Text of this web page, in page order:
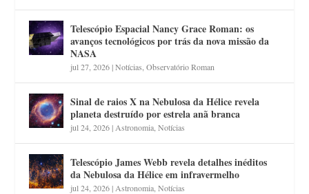
Telescópio Espacial Nancy Grace Roman: os
avanços tecnológicos por trás da nova missão da
NASA
jul 27, 2026|Notícias ,Observatório Roman
Sinal de raios X na Nebulosa da Hélice revela
planeta destruído por estrela anã branca
jul 24, 2026| Astronomia ,Notícias
Telescópio James Webb revela detalhes inéditos
da Nebulosa da Hélice em infravermelho
jul 24, 2026| Astronomia ,Notícias